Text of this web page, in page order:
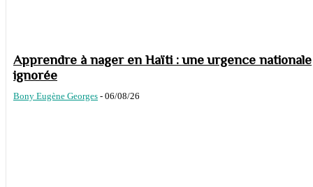
Apprendre à nager en Haïti : une urgence nationale
ignorée
Bony Eugène Georges - 06/08/26